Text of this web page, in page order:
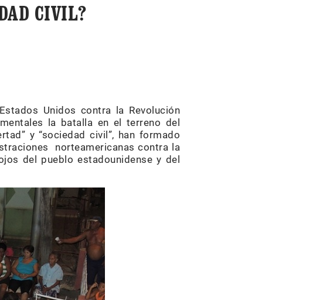
CIVIL?
Unidos contra la Revolución
la batalla en el terreno del
y “sociedad civil”, han formado
norteamericanas contra la
del pueblo estadounidense y del